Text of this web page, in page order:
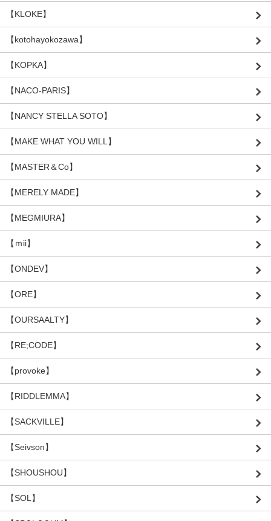
【KLOKE】
【kotohayokozawa】
【KOPKA】
【NACO-PARIS】
【NANCY STELLA SOTO】
【MAKE WHAT YOU WILL】
【MASTER＆Co】
【MERELY MADE】
【MEGMIURA】
【ｍii】
【ONDEV】
【ORE】
【OURSAALTY】
【RE;CODE】
【provoke】
【RIDDLEMMA】
【SACKVILLE】
【Seivson】
【SHOUSHOU】
【SOL】